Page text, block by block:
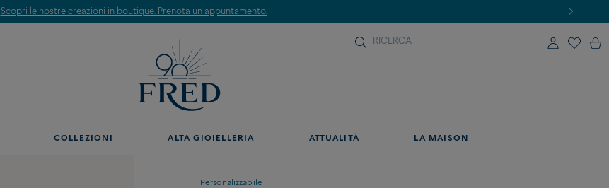
Scopri le nostre creazioni in boutique. Prenota un appuntamento.
COLLEZIONI ALTA GIOIELLERIA ATTUALITÀ LA MAISON
Personalizzabile